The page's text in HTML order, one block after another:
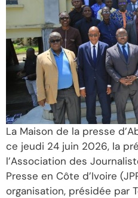
La Maison de la presse
ce jeudi 24 juin 2026, la
l’Association des
Presse en Côte d’Ivoire
organisation, présidée par